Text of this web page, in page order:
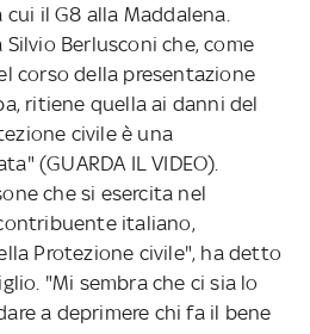
il G8 alla Maddalena.
Berlusconi che, come
corso della presentazione
ritiene quella ai danni del
civile è una
(GUARDA IL VIDEO).
che si esercita nel
italiano,
Protezione civile", ha detto
"Mi sembra che ci sia lo
a deprimere chi fa il bene